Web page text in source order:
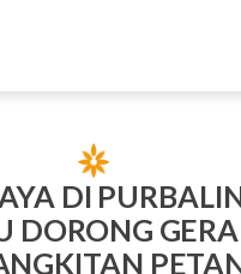
DI
DORONG